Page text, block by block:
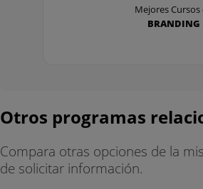
Evitar que el cliente abandone la
¿Cómo se lleva a cabo el
Deep Web: o lo que queda
buscadores
Mejores Cursos
BRANDING
Otros programas
Compara otras opciones de la
de solicitar información.